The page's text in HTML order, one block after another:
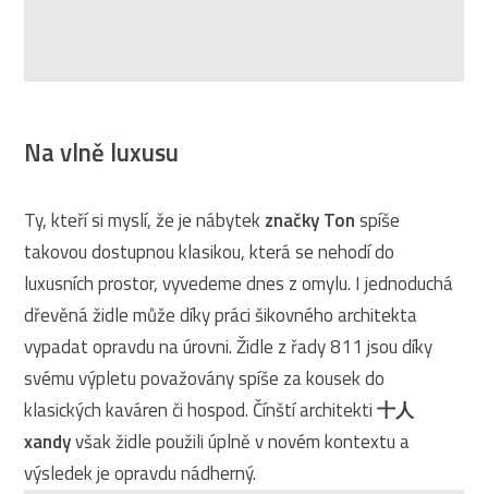
Na vlně luxusu
Ty, kteří si myslí, že je nábytekznačky Tonspíše
takovou dostupnou klasikou, která se nehodí do
luxusních prostor, vyvedeme dnes z omylu. I jednoduchá
dřevěná židle může díky práci šikovného architekta
vypadat opravdu na úrovni. Židle z řady 811 jsou díky
svému výpletu považovány spíše za kousek do
klasických kaváren či hospod. Čínští architekti十人
xandyvšak židle použili úplně v novém kontextu a
výsledek je opravdu nádherný.